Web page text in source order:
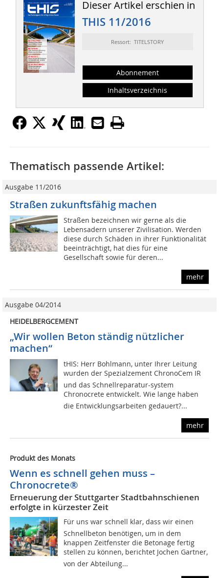
Dieser Artikel erschien in
THIS 11/2016
Ressort: TITELSTORY
Abonnement
Inhaltsverzeichnis
Thematisch passende Artikel:
Ausgabe 11/2016
Straßen zukunftsfähig machen
Straßen bezeichnen wir gerne als die
Lebensadern unserer Zivilisation. Werden
diese durch Schäden in ihrer Funktionalität
beeinträchtigt, hat dies für eine
Gesellschaft sowie für deren...
mehr
Ausgabe 04/2014
HEIDELBERGCEMENT
„Wir wollen Beton ständig nützlicher
machen“
tHIS: Herr Bohlmann, unter Ihrer Leitung
wurden der Spezialzement ChronoCem IR
und das Schnellreparatur-system
Chronocrete entwickelt. Wie lange haben
die Entwicklungsarbeiten gedauert?...
mehr
Produkt des Monats
Wenn es schnell gehen muss –
Chronocrete®
Erneuerung der Stuttgarter Stadtbahnschienen
erfolgte in kürzester Zeit
Für uns war schnell klar, dass wir einen
Schnellbeton benötigen, um in dem
knappen Zeitfenster die Betonage fertig
stellen zu können, berichtet Jochen Gartner,
von der Abteilung...